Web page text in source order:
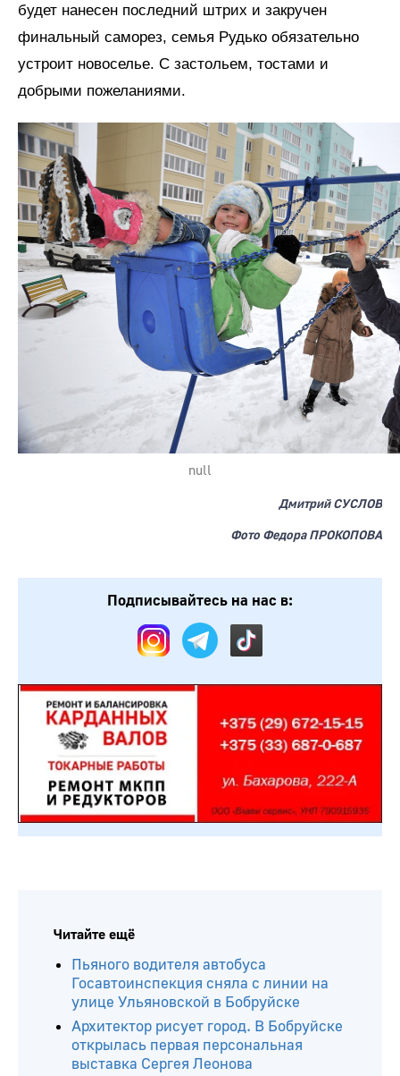
будет нанесен последний штрих и закручен
финальный саморез, семья Рудько обязательно
устроит новоселье. С застольем, тостами и
добрыми пожеланиями.
null
Дмитрий СУСЛОВ
Фото Федора ПРОКОПОВА
Подписывайтесь на нас в:
Читайте ещё
Пьяного водителя автобуса
Госавтоинспекция сняла с линии на
улице Ульяновской в Бобруйске
Архитектор рисует город. В Бобруйске
открылась первая персональная
выставка Сергея Леонова